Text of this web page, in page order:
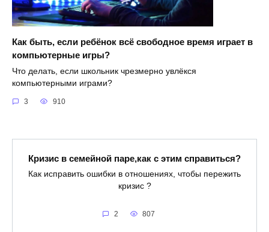
Как быть, если ребёнок всё свободное время играет в
компьютерные игры?
Что делать, если школьник чрезмерно увлёкся
компьютерными играми?
3 910
Кризис в семейной паре,как с этим справиться?
Как исправить ошибки в отношениях, чтобы пережить
кризис ?
2 807